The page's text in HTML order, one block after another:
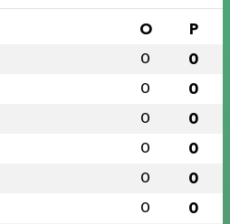
O P
0 0
0 0
0 0
0 0
0 0
0 0